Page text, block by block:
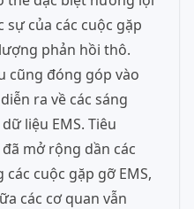
của các cuộc gặp
phản hồi thô.
cũng đóng góp vào
ra về các sáng
liệu EMS. Tiêu
mở rộng dần các
cuộc gặp gỡ EMS,
các cơ quan vẫn